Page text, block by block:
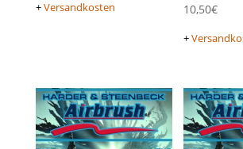
+Versandkosten 10,50€
+